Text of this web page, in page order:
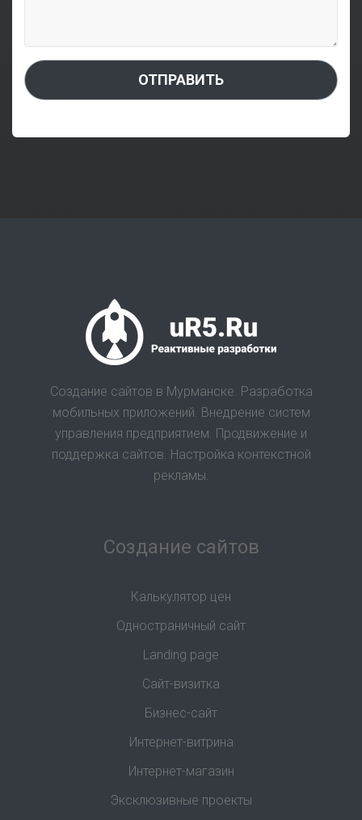
ОТПРАВИТЬ
Создание сайтов в Мурманске. Разработка
мобильных приложений. Внедрение систем
управления предприятием. Продвижение и
поддержка сайтов. Настройка контекстной
рекламы.
Создание сайтов
Калькулятор цен
Одностраничный сайт
Landing page
Сайт-визитка
Бизнес-сайт
Интернет-витрина
Интернет-магазин
Эксклюзивные проекты